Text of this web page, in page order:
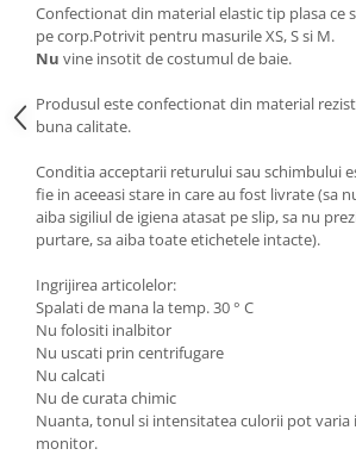
Confectionat din material elastic tip plasa ce
pe corp.Potrivit pentru masurile XS, S si M.
Nu vine insotit de costumul de baie.
Produsul este confectionat din material
buna calitate.
Conditia acceptarii returului sau schimbului
fie in aceeasi stare in care au fost livrate (sa
aiba sigiliul de igiena atasat pe slip, sa nu
purtare, sa aiba toate etichetele intacte).
Ingrijirea articolelor:
Spalati de mana la temp. 30 ° C
Nu folositi inalbitor
Nu uscati prin centrifugare
Nu calcati
Nu de curata chimic
Nuanta, tonul si intensitatea culorii pot varia
monitor.